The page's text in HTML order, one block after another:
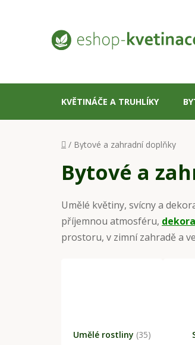
KVĚTINÁČE A TRUHLÍKY
Domů
/ Bytové a zahradní doplňky
Bytové a
Umělé květiny, svícny a
příjemnou atmosféru,
prostoru, v zimní zahradě a
Umělé rostliny (35)